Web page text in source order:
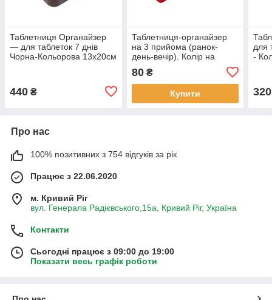
Таблетниця Органайзер
— для таблеток 7 днів
Чорна-Кольорова 13х20см
440 ₴
Таблетниця-органайзер
на 3 прийома (ранок-
день-вечір). Колір на
80₴
Купити
для
-
320
Про нас
100% позитивних з 754 відгуків за рік
Працює з 22.06.2020
м. Кривий Ріг
вул. Генерала Радієвського,15а, Кривий Ріг, Україна
Контакти
Сьогодні працює з 09:00 до 19:00
Показати весь графік роботи